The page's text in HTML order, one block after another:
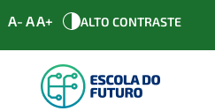
A- AA+ ALTO CONTRASTE